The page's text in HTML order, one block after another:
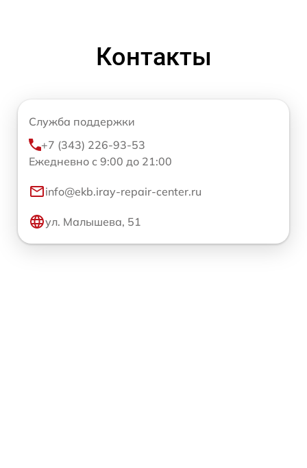
Контакты
Служба поддержки
+7 (343) 226-93-53
Ежедневно с 9:00 до 21:00
info@ekb.iray-repair-center.ru
ул. Малышева, 51